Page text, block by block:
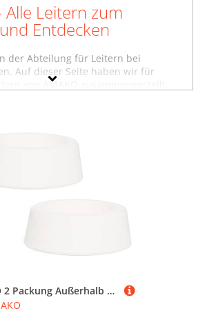
Alle Leitern zum
Entdecken
der Abteilung für Leitern bei
Auf dieser Seite haben wir für
von AMAKO zusammengestellt.
Sie gezielt nach Möbeln von
besuchen Sie unsere Abteilung
oben auf der Seite können Sie
bestimmten Preiskategorien
Angeboten suchen.
inspirieren - wir wünschen Ihnen
AMAKO 2 Packung Außerhalb Pool Leiter Stammer: 1,9 Gummi Endkappen für Eingropfen Pool Leiterschlauch